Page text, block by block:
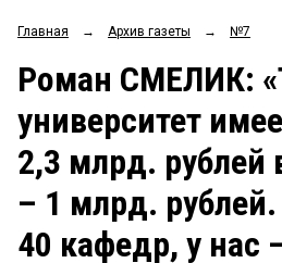
ОБЩЕСТВО
ЗАКОН
НОВОСТИ КОМПАНИЙ
ПРОИСШЕСТВИЯ
СТИЛЬ ЖИЗНИ
Главная → Архив газеты → №7
Роман СМЕЛИК:
университет
2,3 млрд. рублей
– 1 млрд.
40 кафедр, у нас